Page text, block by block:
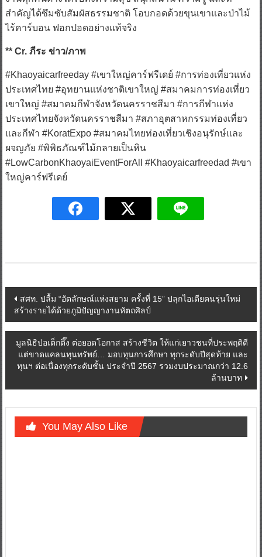
สำคัญได้ซึมซับสัมผัสธรรมชาติ โอบกอดด้วยขุนเขาและป่าไม้
ไร้คาร์บอน ฟอกปอดอย่างแท้จริง
** Cr. ภีระ ข่าว/ภาพ
#Khaoyaicarfreeday #เขาใหญ่คาร์ฟรีเดย์ #การท่องเที่ยวแห่ง
ประเทศไทย #อุทยานแห่งชาติเขาใหญ่ #สมาคมการท่องเที่ยว
เขาใหญ่ #สมาคมกีฬาจังหวัดนครราชสีมา #การกีฬาแห่ง
ประเทศไทยจังหวัดนครราชสีมา #สภาอุตสาหกรรมท่องเที่ยว
และกีฬา #KoratExpo #สมาคมไทยท่องเที่ยวเชิงอนุรักษ์และ
ผจญภัย #พิพิธภัณฑ์ไม้กลายเป็นหิน
#LowCarbonKhaoyaiEventForAll #Khaoyaicarfreedad #เขา
ใหญ่คาร์ฟรีเดย์
Post
navigation
สศท. ปลื้ม “อัตลักษณ์แห่งสยาม ครั้งที่ 15” ปลุกไอเดียคนรุ่นใหม่
สร้างรายได้ด้วยภูมิปัญญางานหัตถศิลป์
มูลนิธิป่อเต็กตึ๊ง ต่อยอดโอกาส สร้างชีวิต ให้แก่เยาวชนที่ประพฤติดี
แต่ขาดแคลนทุนทรัพย์… มอบทุนการศึกษา ทุกระดับปีสุดท้าย และ
ทุนฯ ต่อเนื่องทุกระดับชั้น ประจำปี 2567 รวมงบประมาณกว่า 12.6
ล้านบาท
You May Also Like